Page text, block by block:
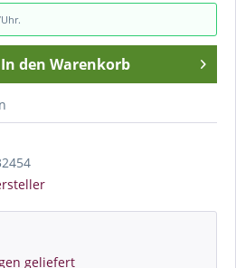
In den Warenkorb
geliefert